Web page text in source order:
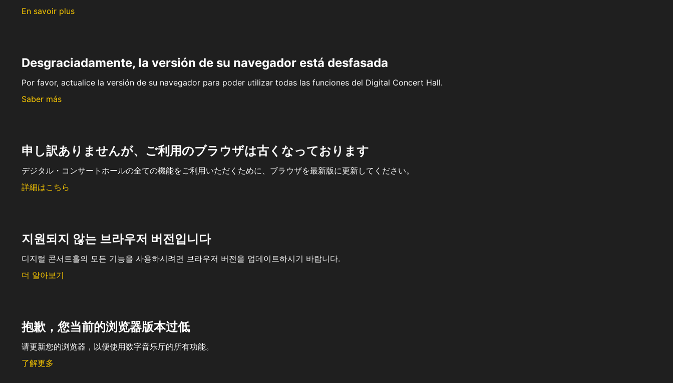
En savoir plus
Desgraciadamente, la versión de su navegador está desfasada
Por favor, actualice la versión de su navegador para poder utilizar todas las funciones del Digital Concert Hall.
Saber más
申し訳ありませんが、ご利用のブラウザは古くなっております
デジタル・コンサートホールの全ての機能をご利用いただくために、ブラウザを最新版に更新してください。
詳細はこちら
지원되지 않는 브라우저 버전입니다
디지털 콘서트홀의 모든 기능을 사용하시려면 브라우저 버전을 업데이트하시기 바랍니다.
더 알아보기
抱歉，您当前的浏览器版本过低
请更新您的浏览器，以便使用数字音乐厅的所有功能。
了解更多